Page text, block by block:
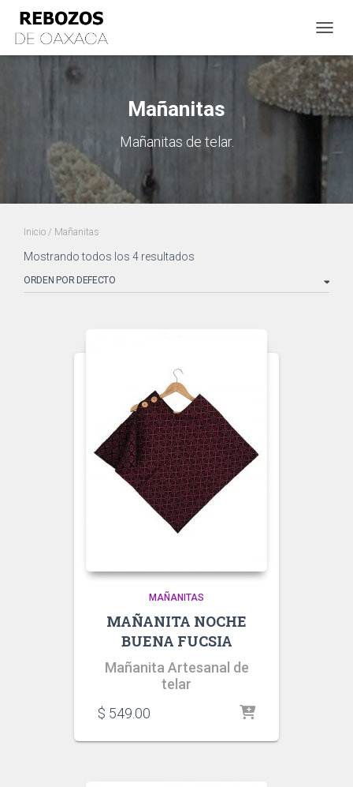
Mañanitas
Mañanitas de telar.
Inicio / Mañanitas
Mostrando todos los 4 resultados
MAÑANITAS
MAÑANITA NOCHE
BUENA FUCSIA
Mañanita Artesanal de
telar
$ 549.00